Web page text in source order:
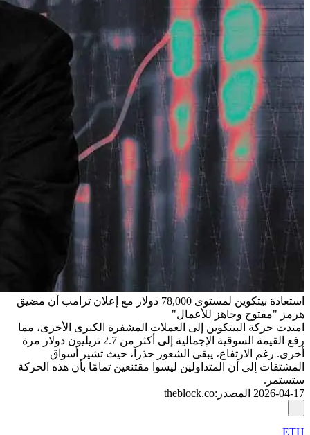
استعادة بيتكوين لمستوى 78,000 دولار مع إعلان ترامب أن مضيق
هرمز "مفتوح وجاهز للأعمال"
امتدت حركة البيتكوين إلى العملات المشفرة الكبرى الأخرى، مما
رفع القيمة السوقية الإجمالية إلى أكثر من 2.7 تريليون دولار مرة
أخرى. رغم الارتفاع، يبقى الشعور حذراً، حيث تشير أسواق
المشتقات إلى أن المتداولين ليسوا مقتنعين تمامًا بأن هذه الحركة
ستستمر.
2026-04-17 المصدر :
theblock.co
ETH